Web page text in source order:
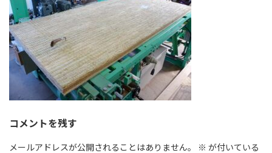
コメントを残す
メールアドレスが公開されることはありません。 ※ が付いている